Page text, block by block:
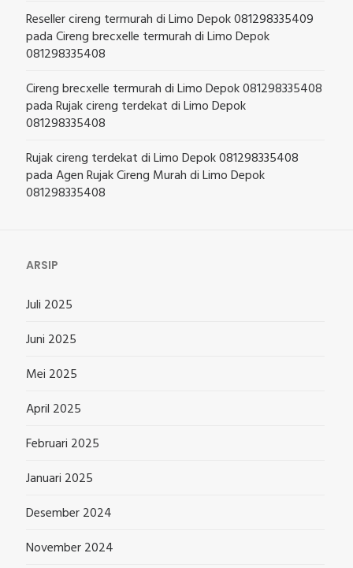
Reseller cireng termurah di Limo Depok 081298335409
padaCireng brecxelle termurah di Limo Depok
081298335408
Cireng brecxelle termurah di Limo Depok 081298335408
padaRujak cireng terdekat di Limo Depok
081298335408
Rujak cireng terdekat di Limo Depok 081298335408
padaAgen Rujak Cireng Murah di Limo Depok
081298335408
ARSIP
Juli 2025
Juni 2025
Mei 2025
April 2025
Februari 2025
Januari 2025
Desember 2024
November 2024